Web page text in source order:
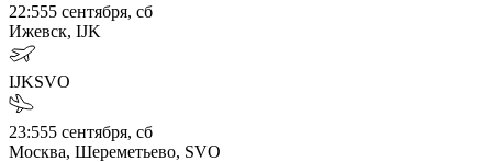
22:555 сентября, сб
Ижевск, IJK
IJKSVO
23:555 сентября, сб
Москва, Шереметьево, SVO